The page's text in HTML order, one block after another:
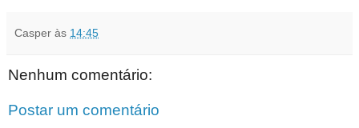
Casper às 14:45
Nenhum comentário:
Postar um comentário